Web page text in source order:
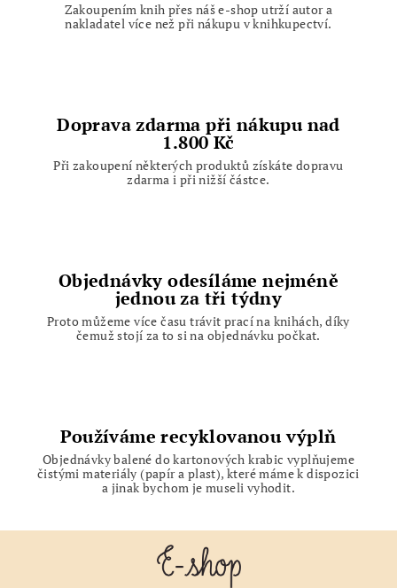
Zakoupením knih přes náš e-shop utrží autor a
nakladatel více než při nákupu v knihkupectví.
Doprava zdarma při nákupu nad
1.800 Kč
Při zakoupení některých produktů získáte dopravu
zdarma i při nižší částce.
Objednávky odesíláme nejméně
jednou za tři týdny
Proto můžeme více času trávit prací na knihách, díky
čemuž stojí za to si na objednávku počkat.
Používáme recyklovanou výplň
Objednávky balené do kartonových krabic vyplňujeme
čistými materiály (papír a plast), které máme k dispozici
a jinak bychom je museli vyhodit.